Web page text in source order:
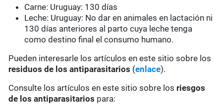
Carne: Uruguay: 130 días
Leche: Uruguay: No dar en animales en lactación ni
130 días anteriores al parto cuya leche tenga
como destino final el consumo humano.
Pueden interesarle los artículos en este sitio sobre los
residuos de los antiparasitarios (enlace).
Consulte los artículos en este sitio sobre los riesgos
de los antiparasitarios para: